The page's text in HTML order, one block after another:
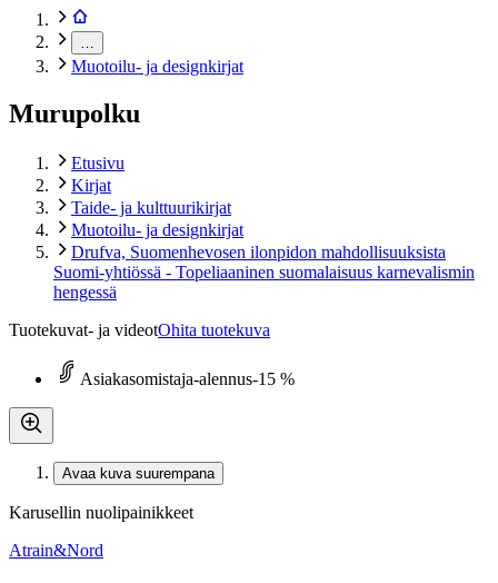
Muotoilu- ja designkirjat
Murupolku
Etusivu
Kirjat
Taide- ja kulttuurikirjat
Muotoilu- ja designkirjat
Drufva, Suomenhevosen ilonpidon mahdollisuuksista
Suomi-yhtiössä - Topeliaaninen suomalaisuus karnevalismin
hengessä
Tuotekuvat- ja videotOhita tuotekuva
Asiakasomistaja-alennus-15 %
Avaa kuva suurempana
Karusellin nuolipainikkeet
Atrain&Nord